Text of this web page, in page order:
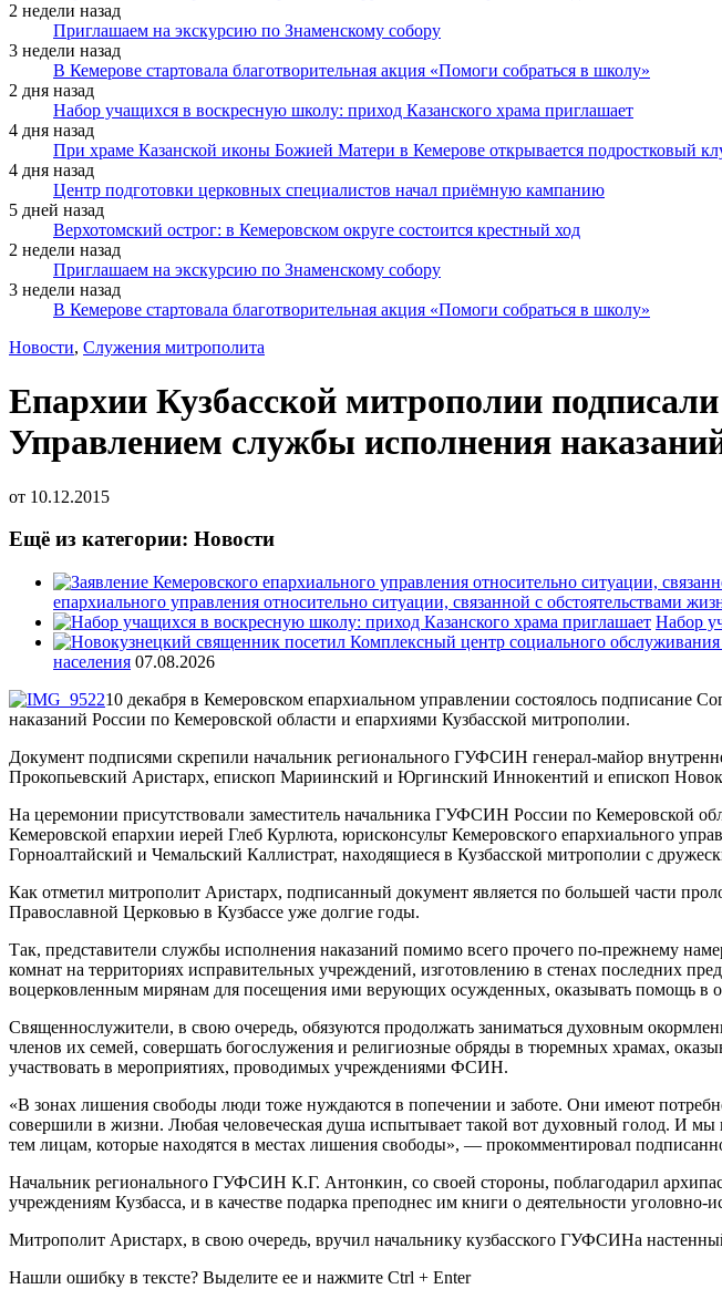
2 недели назад
Приглашаем на экскурсию по Знаменскому собору
3 недели назад
В Кемерове стартовала благотворительная акция «Помоги собраться в школу»
2 дня назад
Набор учащихся в воскресную школу: приход Казанского храма приглашает
4 дня назад
При храме Казанской иконы Божией Матери в Кемерове открывается подростковый
4 дня назад
Центр подготовки церковных специалистов начал приёмную кампанию
5 дней назад
Верхотомский острог: в Кемеровском округе состоится крестный ход
2 недели назад
Приглашаем на экскурсию по Знаменскому собору
3 недели назад
В Кемерове стартовала благотворительная акция «Помоги собраться в школу»
Новости, Служения митрополита
Епархии Кузбасской митрополии
Управлением службы исполнения
от 10.12.2015
Ещё из категории: Новости
епархиального управления относительно ситуации, связанной с обстоятельствами
Набор
населения 07.08.2026
10 декабря в Кемеровском епархиальном управлении состоялось подписание
наказаний России по Кемеровской области и епархиями Кузбасской митрополии.
Документ подписями скрепили начальник регионального ГУФСИН генерал-майор
Прокопьевский Аристарх, епископ Мариинский и Юргинский Иннокентий и епископ
На церемонии присутствовали заместитель начальника ГУФСИН России по Кемеровской
Кемеровской епархии иерей Глеб Курлюта, юрисконсульт Кемеровского епархиального
Горноалтайский и Чемальский Каллистрат, находящиеся в Кузбасской митрополии с
Как отметил митрополит Аристарх, подписанный документ является по большей части
Православной Церковью в Кузбассе уже долгие годы.
Так, представители службы исполнения наказаний помимо всего прочего по-прежнему
комнат на территориях исправительных учреждений, изготовлению в стенах последних
воцерковленным мирянам для посещения ими верующих осужденных, оказывать помощь в
Священнослужители, в свою очередь, обязуются продолжать заниматься духовным
членов их семей, совершать богослужения и религиозные обряды в тюремных храмах,
участвовать в мероприятиях, проводимых учреждениями ФСИН.
«В зонах лишения свободы люди тоже нуждаются в попечении и заботе. Они имеют
совершили в жизни. Любая человеческая душа испытывает такой вот духовный голод. И
тем лицам, которые находятся в местах лишения свободы», — прокомментировал
Начальник регионального ГУФСИН К.Г. Антонкин, со своей стороны, поблагодарил
учреждениям Кузбасса, и в качестве подарка преподнес им книги о деятельности уголовно-
Митрополит Аристарх, в свою очередь, вручил начальнику кузбасского ГУФСИНа
Нашли ошибку в тексте? Выделите ее и нажмите Ctrl + Enter